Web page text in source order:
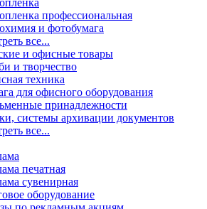
профессиональная
и фотобумага
все...
и офисные товары
и творчество
техника
для офисного оборудования
принадлежности
системы архивации документов
все...
печатная
сувенирная
оборудование